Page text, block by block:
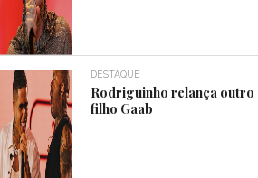
DESTAQUE
Rodriguinho relança outro
filho Gaab